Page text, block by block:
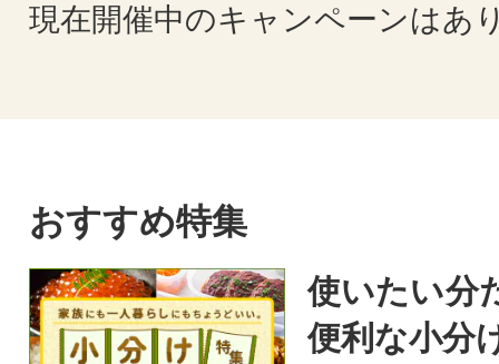
現在開催中のキャンペーンはあ
おすすめ特集
使いたい分
便利な小分